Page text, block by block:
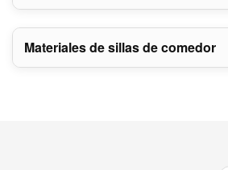
Materiales de sillas de comedor